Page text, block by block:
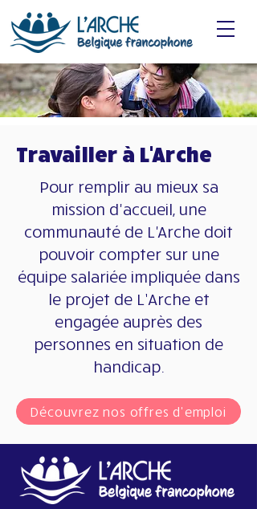
Travailler à L'Arche
Pour remplir au mieux sa
mission d'accueil, une
communauté de L'Arche doit
pouvoir compter sur une
équipe salariée impliquée dans
le projet de L’Arche et
engagée auprès des
personnes en situation de
handicap.
Découvrez nos offres d'emploi